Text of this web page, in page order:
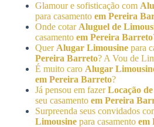
Glamour e sofisticação com
para casamento em Pereira
Onde cotar Aluguel de
casamento em Pereira Barreto
Quer Alugar Limousine para
Pereira Barreto? A Vou de
É muito caro Alugar
em Pereira Barreto?
Já pensou em fazerLocação
seu casamento em Pereira
Surpreenda seus convidados
Limousine para casamento em